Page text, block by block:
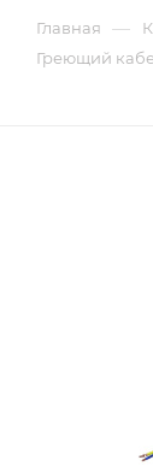
Главная —
Греющий